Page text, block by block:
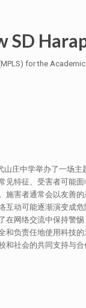
SD
for the
庄中学举办了一场
见特征、受害者可能
施害者通常会以友善
互动可能逐渐演变成
在网络交流中保持警
和负责任地使用科技
和社会的共同支持与